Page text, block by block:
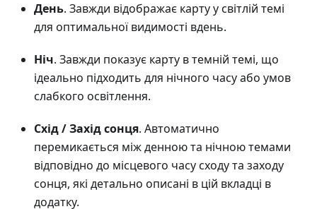
День. Завжди відображає карту у світлій темі
для оптимальної видимості вдень.
Ніч. Завжди показує карту в темній темі, що
ідеально підходить для нічного часу або умов
слабкого освітлення.
Схід / Захід сонця. Автоматично
перемикається між денною та нічною темами
відповідно до місцевого часу сходу та заходу
сонця, які детально описані в цій вкладці в
додатку.